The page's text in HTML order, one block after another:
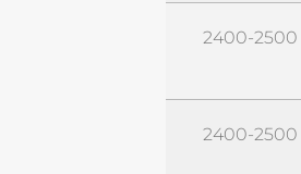
2400-2500
2400-2500